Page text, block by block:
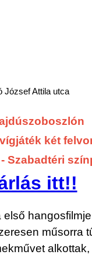
József Attila utca
két
Szabadtéri
itt!!
első
műsorra